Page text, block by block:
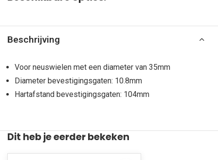
Beschrijving
Voor neuswielen met een diameter van 35mm
Diameter bevestigingsgaten: 10.8mm
Hartafstand bevestigingsgaten: 104mm
Dit heb je eerder bekeken